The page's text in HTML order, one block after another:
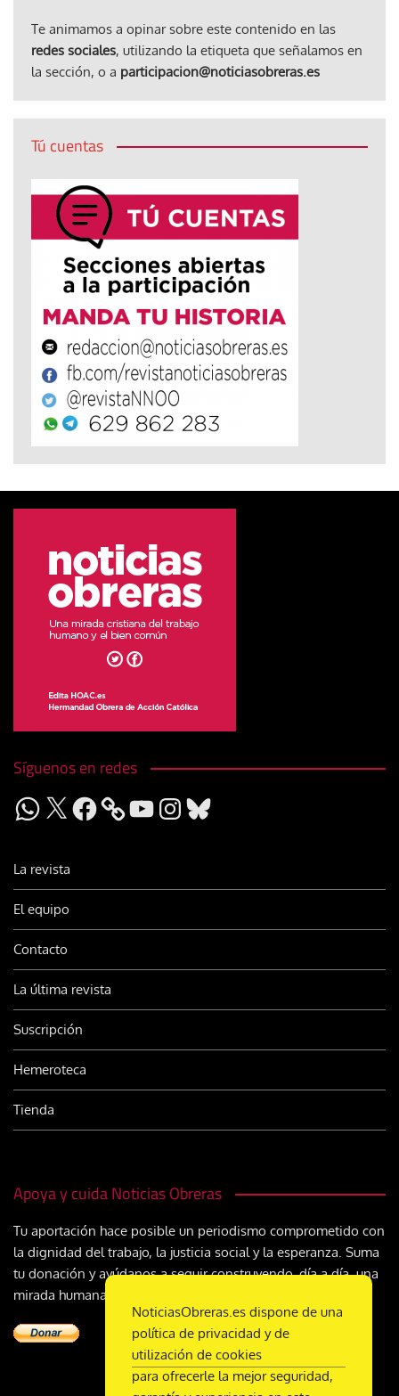
Te animamos a opinar sobre este contenido en las
redes sociales, utilizando la etiqueta que señalamos en
la sección, o a participacion@noticiasobreras.es
Tú cuentas
Síguenos en redes
WhatsApp
X Facebook YouTubeInstagram
Bluesky
La revista
El equipo
Contacto
La última revista
Suscripción
Hemeroteca
Tienda
Apoya y cuida Noticias Obreras
Tu aportación hace posible un periodismo comprometido con
la dignidad del trabajo, la justicia social y la esperanza. Suma
tu donación y ayúdanos a seguir construyendo, día a día, una
mirada humana y cristiana sobre el mundo del trabajo
NoticiasObreras.es dispone de una
política de privacidad y de
utilización de cookies
para ofrecerle la mejor seguridad,